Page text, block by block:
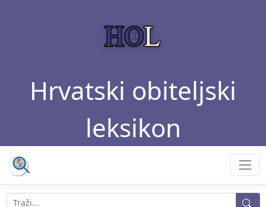
Hrvatski obiteljski
leksikon